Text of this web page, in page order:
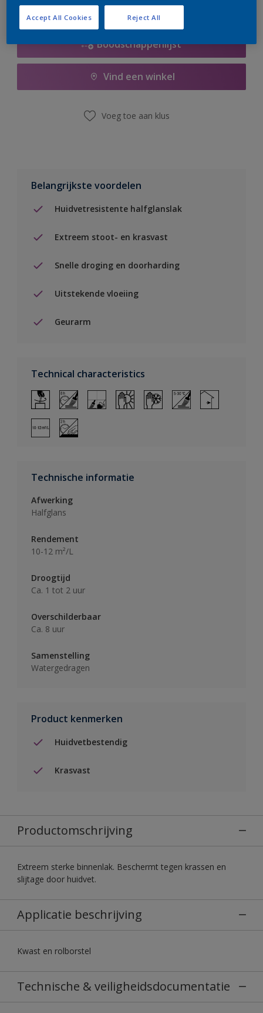
Boodschappenlijst
Vind een winkel
Voeg toe aan klus
Belangrijkste voordelen
Huidvetresistente halfglanslak
Extreem stoot- en krasvast
Snelle droging en doorharding
Uitstekende vloeiing
Geurarm
Technical characteristics
Technische informatie
Afwerking
Halfglans
Rendement
10-12 m²/L
Droogtijd
Ca. 1 tot 2 uur
Overschilderbaar
Ca. 8 uur
Samenstelling
Watergedragen
Product kenmerken
Huidvetbestendig
Krasvast
Productomschrijving
Extreem sterke binnenlak. Beschermt tegen krassen en
slijtage door huidvet.
Applicatie beschrijving
Kwast en rolborstel
Technische & veiligheidsdocumentatie
Reject All
Accept All Cookies